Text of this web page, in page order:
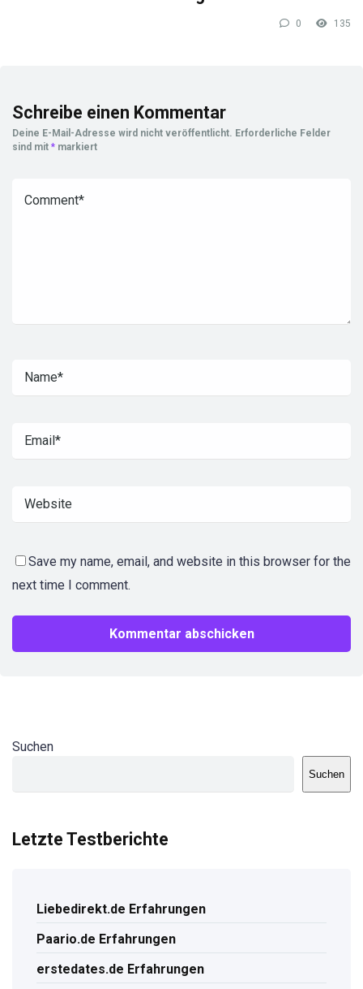
0 135
Schreibe einen Kommentar
Deine E-Mail-Adresse wird nicht veröffentlicht. Erforderliche Felder
sind mit * markiert
Save my name, email, and website in this browser for the
next time I comment.
Suchen
Suchen
Letzte Testberichte
Liebedirekt.de Erfahrungen
Paario.de Erfahrungen
erstedates.de Erfahrungen